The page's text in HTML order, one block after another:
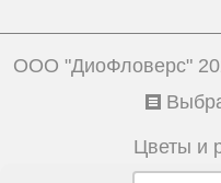
ООО "ДиоФловерс"
Цветы и